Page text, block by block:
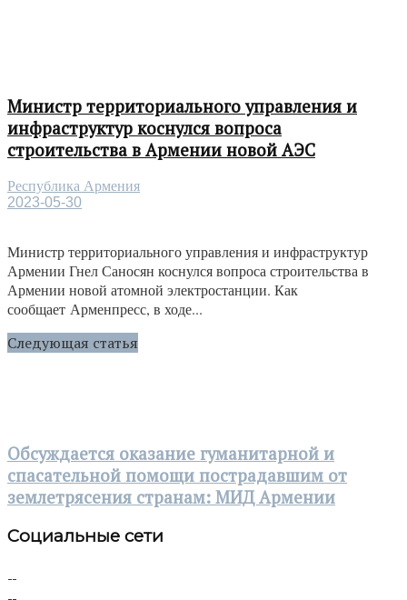
Министр территориального управления и
инфраструктур коснулся вопроса
строительства в Армении новой АЭС
Республика Армения
2023-05-30
Министр территориального управления и инфраструктур
Армении Гнел Саносян коснулся вопроса строительства в
Армении новой атомной электростанции. Как
сообщает Арменпресс, в ходе...
Следующая статья
Обсуждается оказание гуманитарной и
спасательной помощи пострадавшим от
землетрясения странам: МИД Армении
Социальные сети